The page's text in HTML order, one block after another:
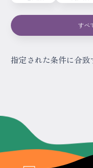
すべ
指定された条件に合致